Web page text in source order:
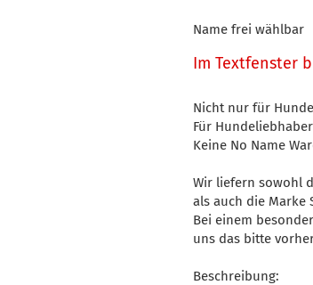
Name frei wählbar
Im Textfenster
Nicht nur für
Für
Keine No Name
Wir liefern sowohl
als auch die Marke
Bei einem
uns das bitte
Beschreibung: